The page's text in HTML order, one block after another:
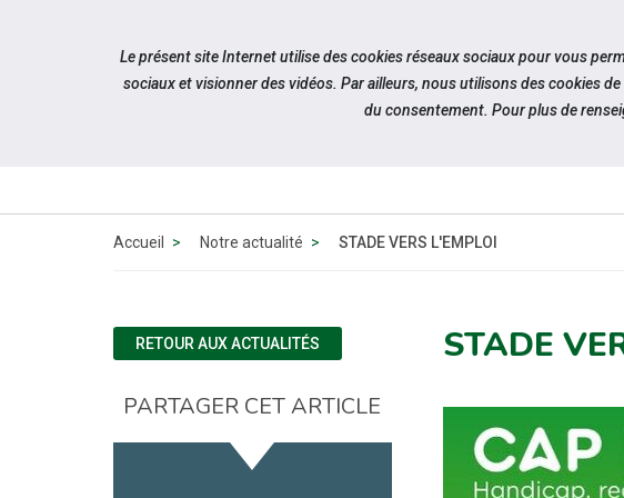
Aller au contenu
Accueil Notre actualité STADE VERS L'EMPLOI
STADE
RETOUR AUX ACTUALITÉS
PARTAGER CET ARTICLE
Le présent site Internet utilise des cookies réseaux sociaux pour vous
sociaux et visionner des vidéos. Par ailleurs, nous utilisons des cookies
du consentement. Pour plus de